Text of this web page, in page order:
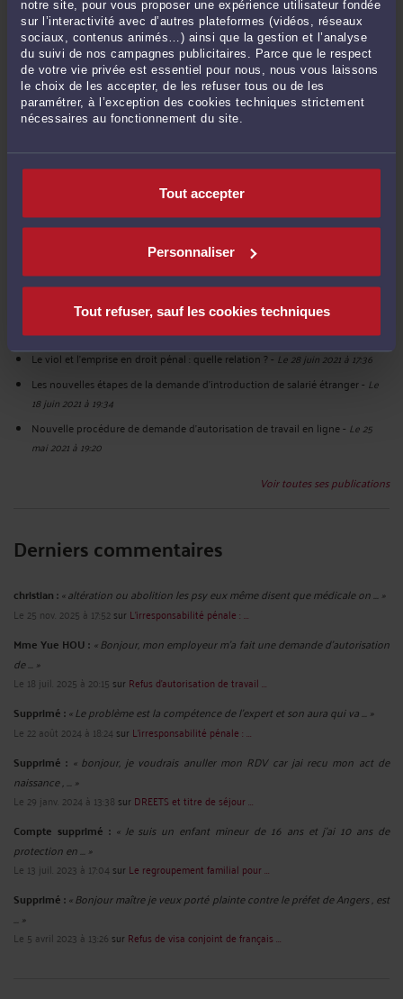
notre site, pour vous proposer une expérience utilisateur fondée
sur l’interactivité avec d’autres plateformes (vidéos, réseaux
sociaux, contenus animés…) ainsi que la gestion et l’analyse
du suivi de nos campagnes publicitaires. Parce que le respect
de votre vie privée est essentiel pour nous, nous vous laissons
le choix de les accepter, de les refuser tous ou de les
paramétrer, à l’exception des cookies techniques strictement
nécessaires au fonctionnement du site.
Tout accepter
Personnaliser
Tout refuser, sauf les cookies techniques
DERNIÈRES PUBLICATIONS
DREETS et titre de séjour "entrepreneur/profession libérale" : que faire avec
un avis défavorable ?-Le 16 déc. 2021 à 16:07
Quelle distinction entre un abus de faiblesse et un abus frauduleux ?-Le 13
sept. 2021 à 18:32
L'apport d'un accord bilatéral en droit des étrangers pour le travail
sept. 2021 à 16:54
La diffamation en ligne au cours d'une enquête préliminaire ou une
Le 3 août 2021 à 17:02
Attaquer la Préfecture devant le Tribunal administratif en responsabilité par
un étranger-Le 26 juil. 2021 à 17:28
La compétence de la DREETS en droit de l'immigration-Le 8 juil. 2021 à 17:46
Le viol et l'emprise en droit pénal : quelle relation ?-Le 28 juin 2021 à 17:36
Les nouvelles étapes de la demande d'introduction de salarié étranger- Le
18 juin 2021 à 19:34
Nouvelle procédure de demande d'autorisation de travail en ligne- Le 25
mai 2021 à 19:20
Voir toutes ses publications
Derniers commentaires
christian :« altération ou abolition les psy eux même disent que médicale on ... »
Le 25 nov. 2025 à 17:52sur L'irresponsabilité pénale : ...
Mme Yue HOU : « Bonjour, mon employeur m'a fait une demande d'autorisation
de ... »
Le 18 juil. 2025 à 20:15 sur Refus d’autorisation de travail ...
Supprimé :« Le problème est la compétence de l'expert et son aura qui va ... »
Le 22 août 2024 à 18:24 sur L'irresponsabilité pénale : ...
Supprimé : « bonjour, je voudrais anuller mon RDV car jai recu mon act de
naissance , ... »
Le 29 janv. 2024 à 13:38 sur DREETS et titre de séjour ...
Compte supprimé : « Je suis un enfant mineur de 16 ans et j'ai 10 ans de
protection en ... »
Le 13 juil. 2023 à 17:04 sur Le regroupement familial pour ...
Supprimé :« Bonjour maître je veux porté plainte contre le préfet de Angers , est
... »
Le 5 avril 2023 à 13:26 sur Refus de visa conjoint de français ...